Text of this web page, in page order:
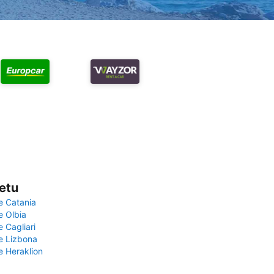
Catania
Olbia
Cagliari
Lizbona
Heraklion